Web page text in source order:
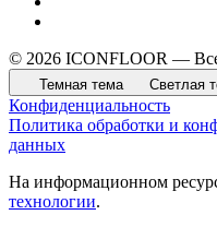
© 2026 ICONFLOOR —
Темная тема Светлая
Конфиденциальность
Политика обработки и
данных
На информационном
технологии.